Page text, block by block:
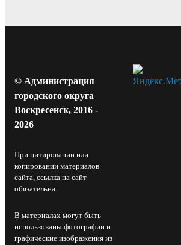
© Администрация
городского округа
Воскресенск, 2016 -
2026
При цитировании или
копировании материалов
сайта, ссылка на сайт
обязательна.
В материалах могут быть
использованы фотографии и
графические изображения из